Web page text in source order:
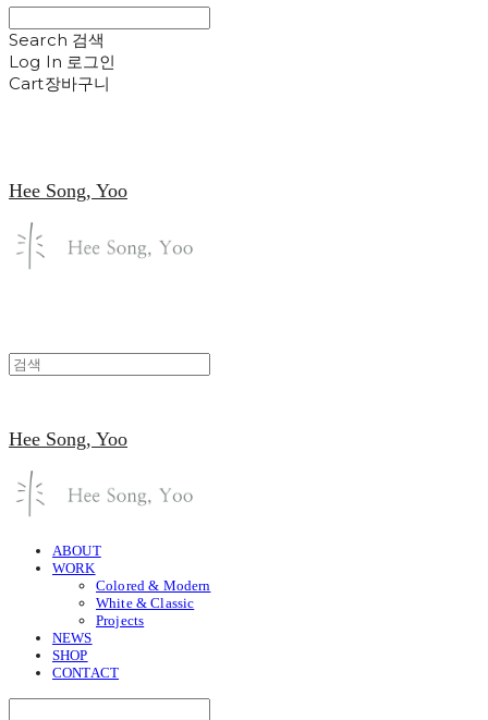
Search 검색
Log In 로그인
Cart장바구니
Hee Song, Yoo
Hee Song, Yoo
ABOUT
WORK
Colored & Modern
White & Classic
Projects
NEWS
SHOP
CONTACT